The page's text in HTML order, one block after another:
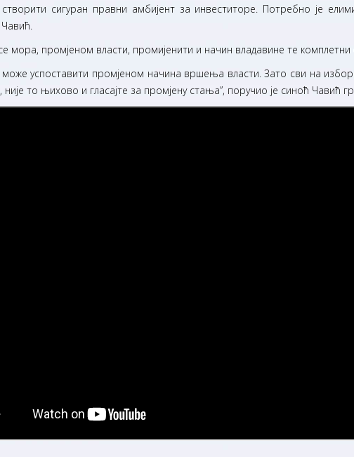
сигуран правни амбијент за инвеститоре. Потребно је
Чавић.
мора, промјеном власти, промијенити и начин владавине те комплетни
успоставити промјеном начина вршења власти. Зато сви на
није то њихово и гласајте за промјену стања”, поручио је синоћ Чавић